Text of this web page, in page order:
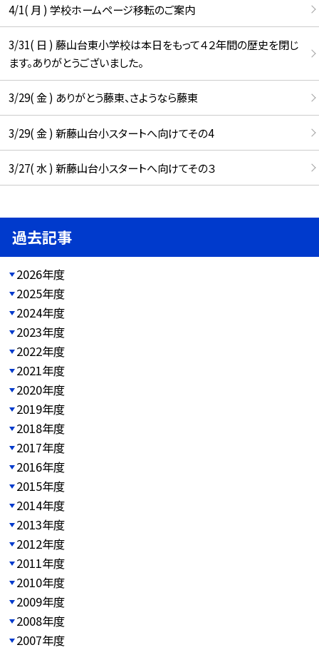
4/1( 月 ) 学校ホームページ移転のご案内
3/31( 日 ) 藤山台東小学校は本日をもって４２年間の歴史を閉じ
ます。ありがとうございました。
3/29( 金 ) ありがとう藤東、さようなら藤東
3/29( 金 ) 新藤山台小スタートへ向けてその4
3/27( 水 ) 新藤山台小スタートへ向けてその３
過去記事
2026年度
2025年度
2024年度
2023年度
2022年度
2021年度
2020年度
2019年度
2018年度
2017年度
2016年度
2015年度
2014年度
2013年度
2012年度
2011年度
2010年度
2009年度
2008年度
2007年度